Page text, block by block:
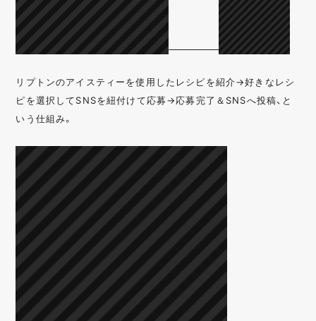
リプトンのアイスティーを使用したレシピを紹介→好きなレシ
ピを選択してSNSを紐付けて応募→応募完了＆SNSへ投稿、と
いう仕組み。